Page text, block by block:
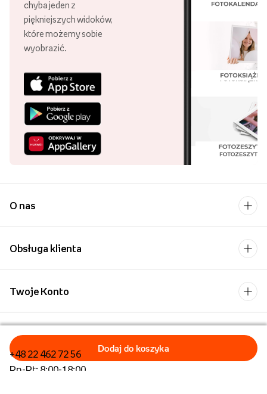
chyba jeden z
piękniejszych widoków,
które możemy sobie
wyobrazić.
O nas
Obsługa klienta
Kontakt
+48 22 462 72 56
Pn-Pt: 8:00-18:00
Twoje Konto